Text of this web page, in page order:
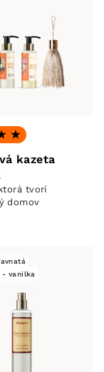
4.96 z 5
kazeta
tvorí
domov
- vanilka